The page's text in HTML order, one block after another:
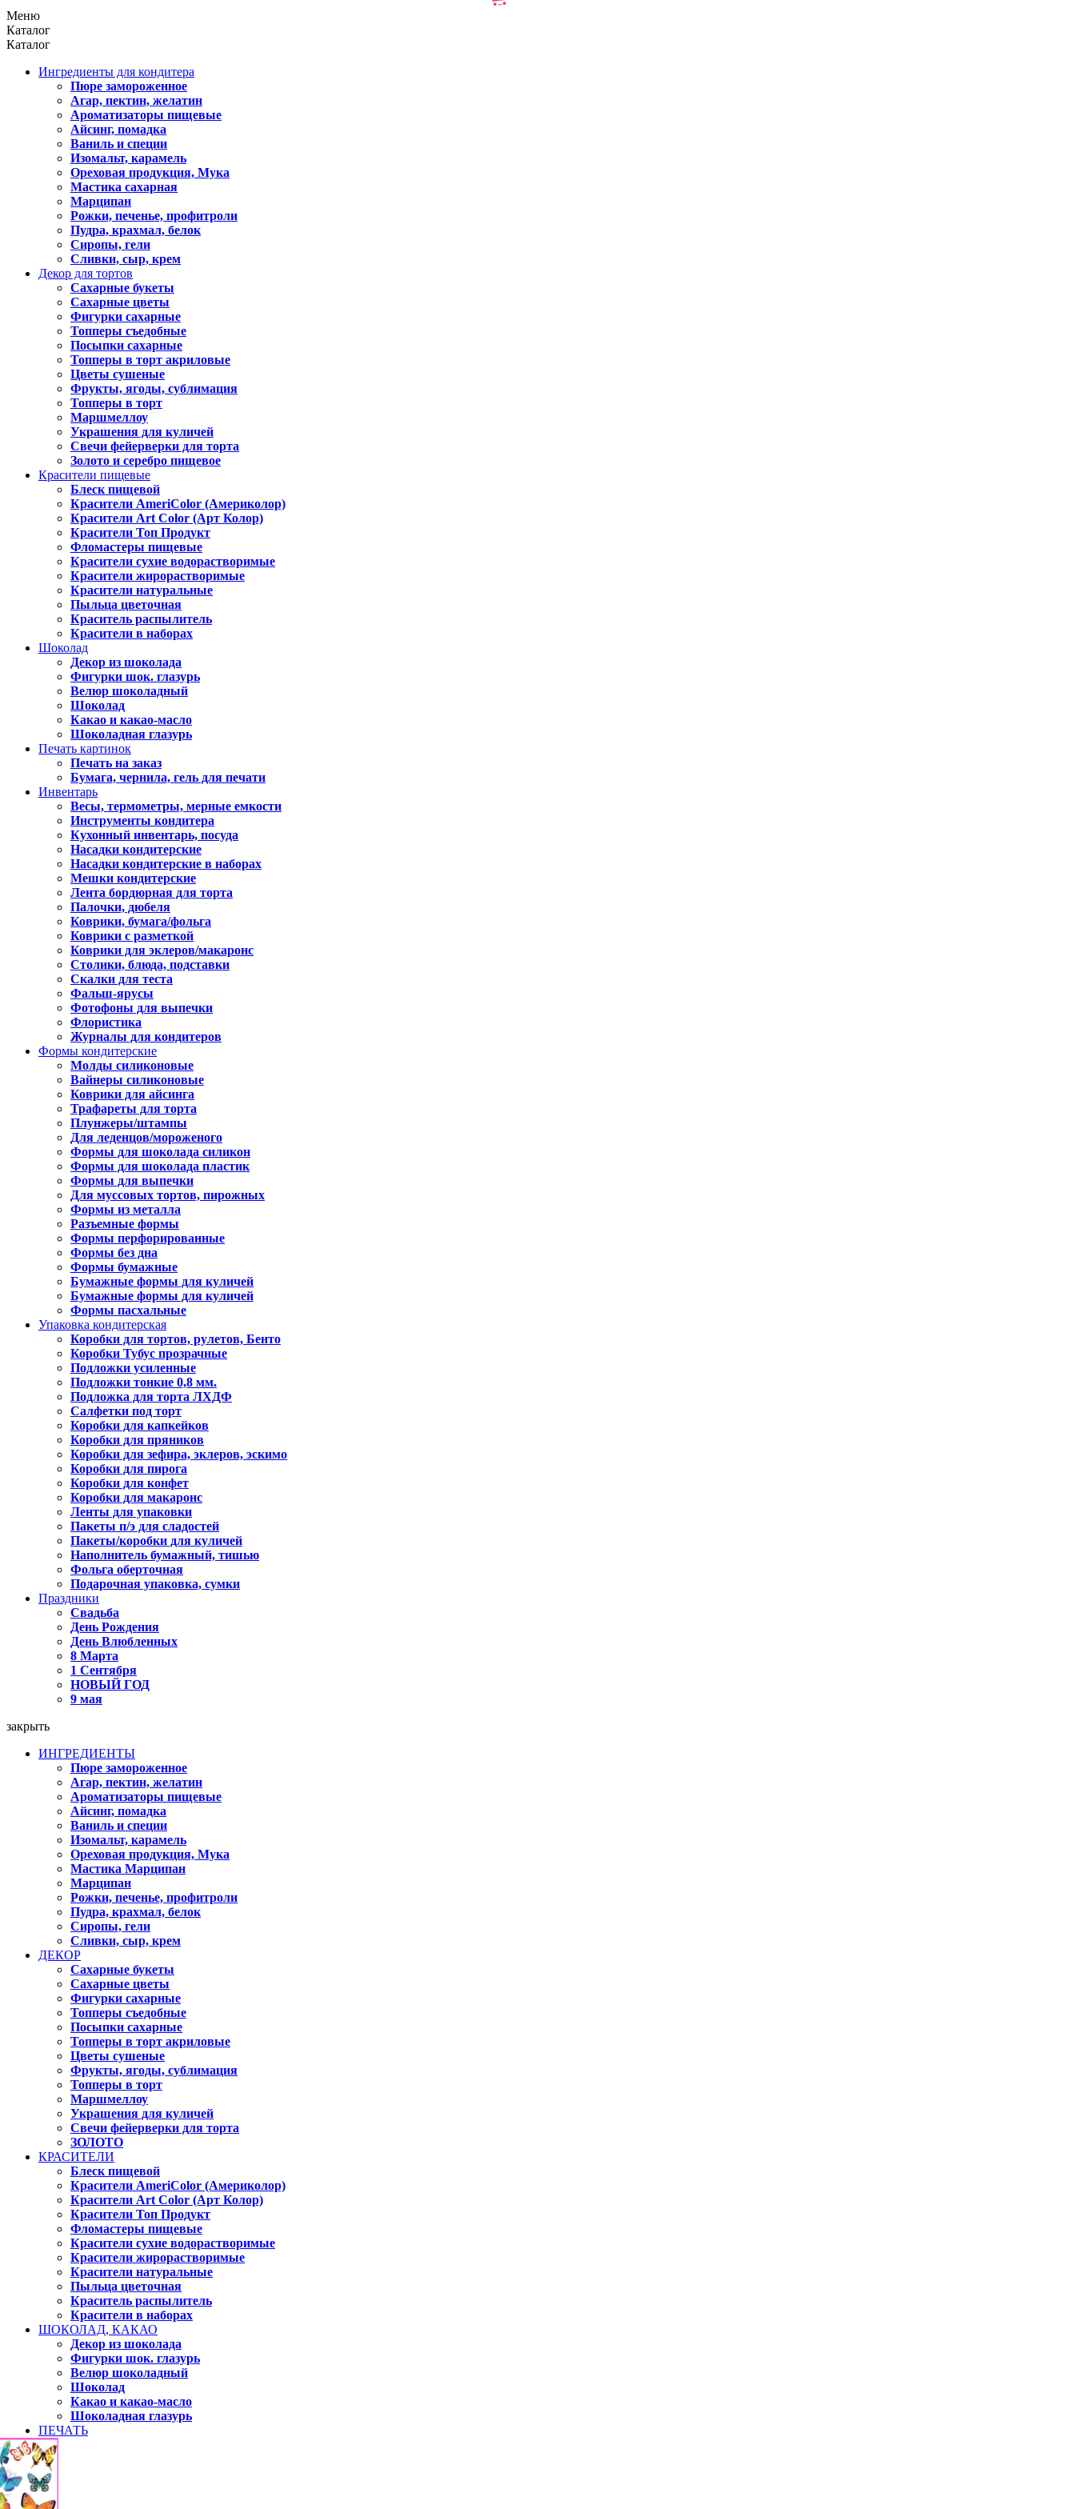
Меню
Каталог
Каталог
Ингредиенты для кондитера
Пюре замороженное
Агар, пектин, желатин
Ароматизаторы пищевые
Айсинг, помадка
Ваниль и специи
Изомальт, карамель
Ореховая продукция, Мука
Мастика сахарная
Марципан
Рожки, печенье, профитроли
Пудра, крахмал, белок
Сиропы, гели
Сливки, сыр, крем
Декор для тортов
Сахарные букеты
Сахарные цветы
Фигурки сахарные
Топперы съедобные
Посыпки сахарные
Топперы в торт акриловые
Цветы сушеные
Фрукты, ягоды, сублимация
Топперы в торт
Маршмеллоу
Украшения для куличей
Свечи фейерверки для торта
Золото и серебро пищевое
Красители пищевые
Блеск пищевой
Красители AmeriColor (Америколор)
Красители Art Color (Арт Колор)
Красители Топ Продукт
Фломастеры пищевые
Красители сухие водорастворимые
Красители жирорастворимые
Красители натуральные
Пыльца цветочная
Краситель распылитель
Красители в наборах
Шоколад
Декор из шоколада
Фигурки шок. глазурь
Велюр шоколадный
Шоколад
Какао и какао-масло
Шоколадная глазурь
Печать картинок
Печать на заказ
Бумага, чернила, гель для печати
Инвентарь
Весы, термометры, мерные емкости
Инструменты кондитера
Кухонный инвентарь, посуда
Насадки кондитерские
Насадки кондитерские в наборах
Мешки кондитерские
Лента бордюрная для торта
Палочки, дюбеля
Коврики, бумага/фольга
Коврики с разметкой
Коврики для эклеров/макаронс
Столики, блюда, подставки
Скалки для теста
Фальш-ярусы
Фотофоны для выпечки
Флористика
Журналы для кондитеров
Формы кондитерские
Молды силиконовые
Вайнеры силиконовые
Коврики для айсинга
Трафареты для торта
Плунжеры/штампы
Для леденцов/мороженого
Формы для шоколада силикон
Формы для шоколада пластик
Формы для выпечки
Для муссовых тортов, пирожных
Формы из металла
Разъемные формы
Формы перфорированные
Формы без дна
Формы бумажные
Бумажные формы для куличей
Бумажные формы для куличей
Формы пасхальные
Упаковка кондитерская
Коробки для тортов, рулетов, Бенто
Коробки Тубус прозрачные
Подложки усиленные
Подложки тонкие 0,8 мм.
Подложка для торта ЛХДФ
Салфетки под торт
Коробки для капкейков
Коробки для пряников
Коробки для зефира, эклеров, эскимо
Коробки для пирога
Коробки для конфет
Коробки для макаронс
Ленты для упаковки
Пакеты п/э для сладостей
Пакеты/коробки для куличей
Наполнитель бумажный, тишью
Фольга оберточная
Подарочная упаковка, сумки
Праздники
Свадьба
День Рождения
День Влюбленных
8 Марта
1 Сентября
НОВЫЙ ГОД
9 мая
закрыть
ИНГРЕДИЕНТЫ
Пюре замороженное
Агар, пектин, желатин
Ароматизаторы пищевые
Айсинг, помадка
Ваниль и специи
Изомальт, карамель
Ореховая продукция, Мука
Мастика Марципан
Марципан
Рожки, печенье, профитроли
Пудра, крахмал, белок
Сиропы, гели
Сливки, сыр, крем
ДЕКОР
Сахарные букеты
Сахарные цветы
Фигурки сахарные
Топперы съедобные
Посыпки сахарные
Топперы в торт акриловые
Цветы сушеные
Фрукты, ягоды, сублимация
Топперы в торт
Маршмеллоу
Украшения для куличей
Свечи фейерверки для торта
ЗОЛОТО
КРАСИТЕЛИ
Блеск пищевой
Красители AmeriColor (Америколор)
Красители Art Color (Арт Колор)
Красители Топ Продукт
Фломастеры пищевые
Красители сухие водорастворимые
Красители жирорастворимые
Красители натуральные
Пыльца цветочная
Краситель распылитель
Красители в наборах
ШОКОЛАД, КАКАО
Декор из шоколада
Фигурки шок. глазурь
Велюр шоколадный
Шоколад
Какао и какао-масло
Шоколадная глазурь
ПЕЧАТЬ